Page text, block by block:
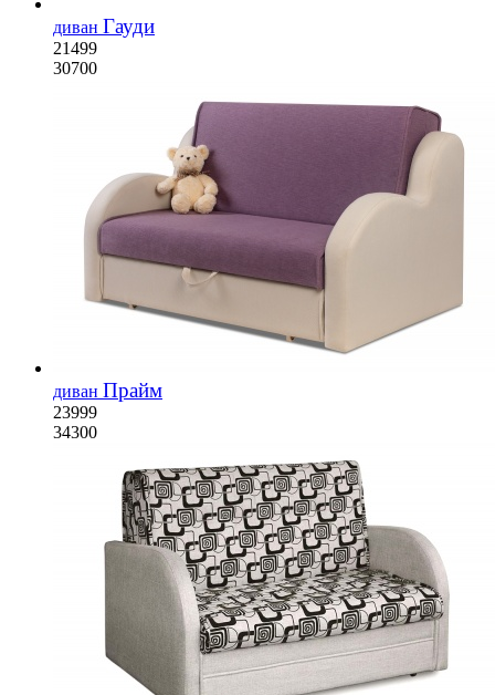
диван Гауди
21499
30700
диван Прайм
23999
34300